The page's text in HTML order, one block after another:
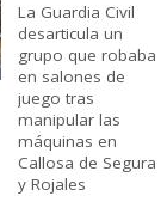
La Guardia Civil
desarticula un
grupo que robaba
en salones de
juego tras
manipular las
máquinas en
Callosa de Segura
y Rojales